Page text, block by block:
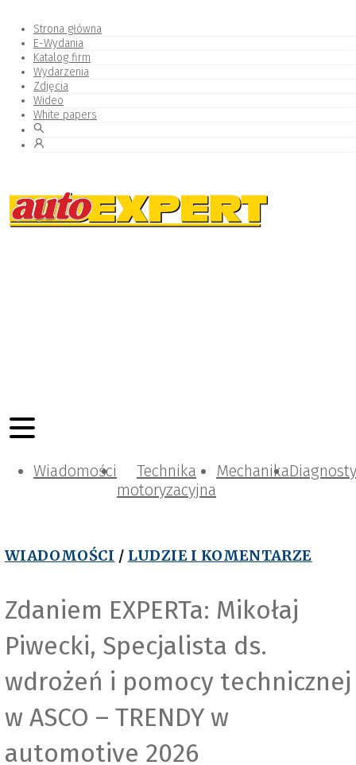
Strona główna
E-Wydania
Katalog firm
Wydarzenia
Zdjęcia
Wideo
White papers
Wiadomości
Technika
motoryzacyjna
Mechanika
WIADOMOŚCI / LUDZIE I KOMENTARZE
Zdaniem EXPERTa: Mikołaj
Piwecki, Specjalista ds.
wdrożeń i pomocy technicznej
w ASCO – TRENDY w
automotive 2026